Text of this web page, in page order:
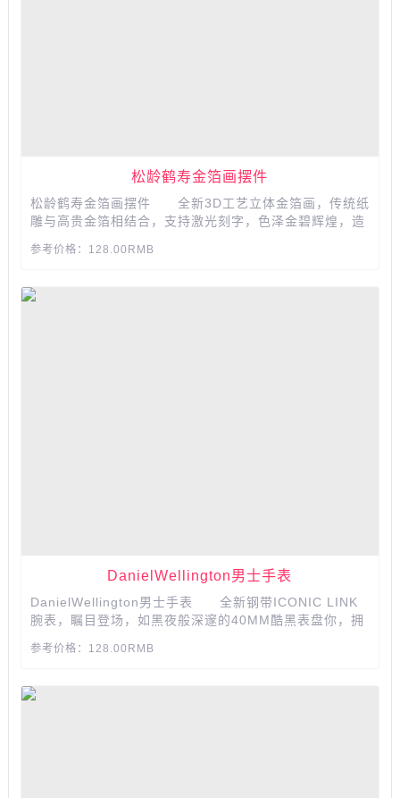
松龄鹤寿金箔画摆件
松龄鹤寿金箔画摆件 全新3D工艺立体金箔画，传统纸
雕与高贵金箔相结合，支持激光刻字，色泽金碧辉煌，造
更是赠送长辈的优质选择哦，是祝寿的好礼哦。...
参考价格：128.00RMB
DanielWellington男士手表
DanielWellington男士手表 全新钢带ICONIC LINK
腕表，瞩目登场，如黑夜般深邃的40MM酷黑表盘你，拥
显独立率性，诠释对自我的不泄追求，精雕细啄，追求不
参考价格：128.00RMB